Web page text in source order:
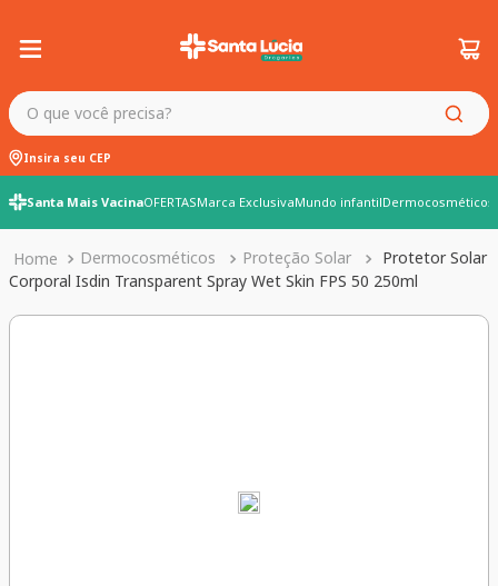
O que você precisa?
Insira seu CEP
Santa Mais VacinaOFERTASMarca ExclusivaMundo infantilDermocosméticos
Dermocosméticos Proteção Solar
Protetor Solar
Corporal Isdin Transparent Spray Wet Skin FPS 50 250ml